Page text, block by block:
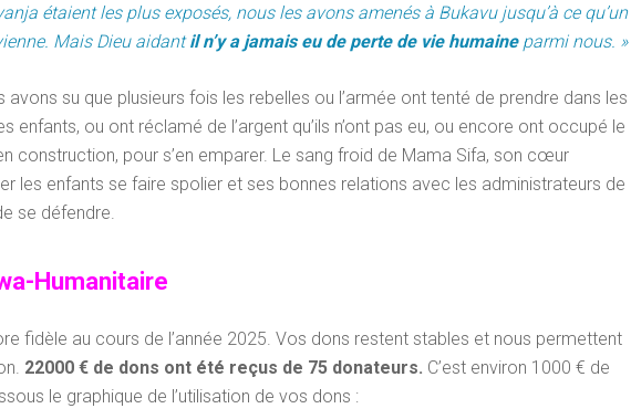
étaient les plus exposés, nous les avons amenés à Bukavu jusqu’à ce qu’un
Mais Dieu aidantil n’y a jamais eu de perte de vie humaineparmi nous. »
avons su que plusieurs fois les rebelles ou l’armée ont tenté de prendre dans les
enfants, ou ont réclamé de l’argent qu’ils n’ont pas eu, ou encore ont occupé le
construction, pour s’en emparer. Le sang froid de Mama Sifa, son cœur
les enfants se faire spolier et ses bonnes relations avec les administrateurs de
se défendre.
Humanitaire
fidèle au cours de l’année 2025. Vos dons restent stables et nous permettent
22000 € de dons ont été reçus de 75 donateurs. C’est environ 1000 € de
le graphique de l’utilisation de vos dons :